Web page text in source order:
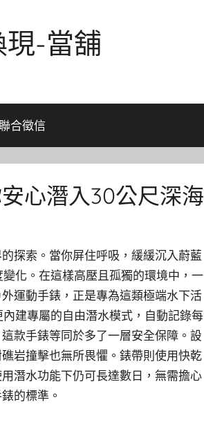
現-當舖
合徵信
心潛入30公尺深海
探索。當你屏住呼吸，緩緩沉入蔚藍
化。在這樣高壓且孤獨的環境中，一
運動手錶，正是專為這類極端水下活
建專屬的自由潛水模式，自動記錄每
款手錶等同於多了一層安全保障。設
岩撞擊也無所畏懼。錶帶則使用快乾
潛水功能下仍可長達數日，無需擔心
的標準。